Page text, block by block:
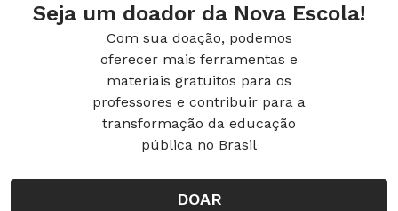
Seja um doador da Nova Escola!
Com sua doação, podemos
oferecer mais ferramentas e
materiais gratuitos para os
professores e contribuir para a
transformação da educação
pública no Brasil
DOAR